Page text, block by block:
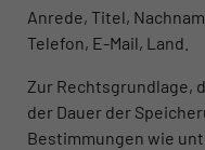
Anrede, Titel,
Telefon, E-Mail, Land.
Zur Rechtsgrundlage,
der Dauer der
Bestimmungen wie